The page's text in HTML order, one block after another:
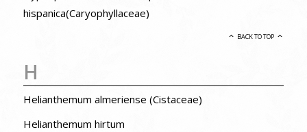
hispanica(Caryophyllaceae)
BACK TO TOP
H
Helianthemum almeriense (Cistaceae)
Helianthemum hirtum